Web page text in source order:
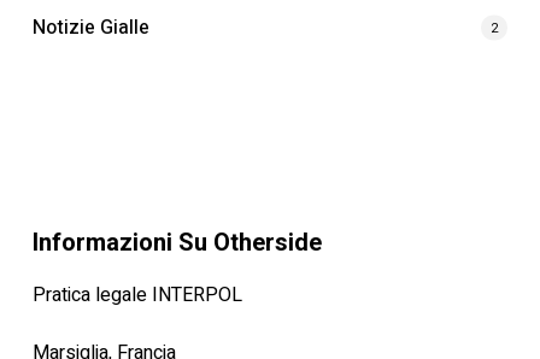
Notizie Gialle 2
Informazioni Su Otherside
Pratica legale INTERPOL
Marsiglia, Francia